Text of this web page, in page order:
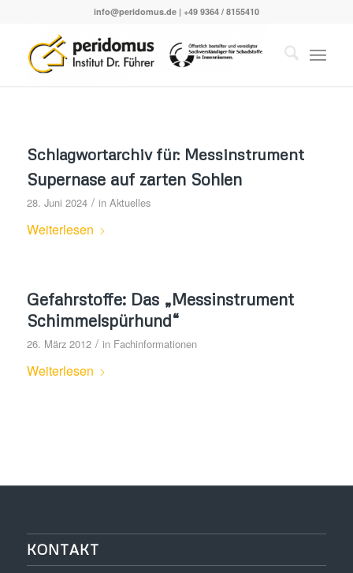
info@peridomus.de| +49 9364 / 8155410
Schlagwortarchiv für: Messinstrument
Supernase auf zarten Sohlen
28. Juni 2024 / in Aktuelles
Weiterlesen
Gefahrstoffe: Das „Messinstrument
Schimmelspürhund“
26. März 2012 / in Fachinformationen
Weiterlesen
KONTAKT